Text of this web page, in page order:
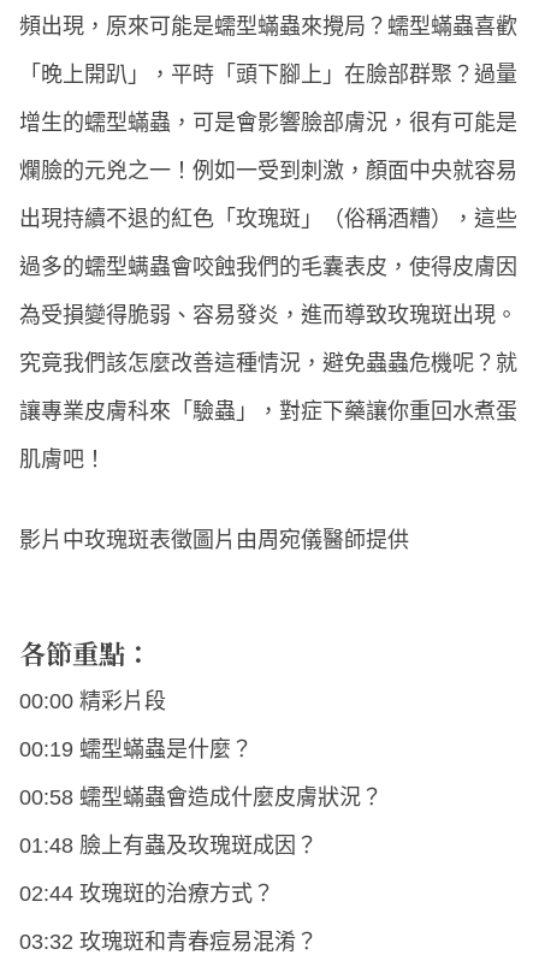
頻出現，原來可能是蠕型蟎蟲來攪局？蠕型蟎蟲喜歡
「晚上開趴」，平時「頭下腳上」在臉部群聚？過量
增生的蠕型蟎蟲，可是會影響臉部膚況，很有可能是
爛臉的元兇之一！例如一受到刺激，顏面中央就容易
出現持續不退的紅色「玫瑰斑」（俗稱酒糟），這些
過多的蠕型螨蟲會咬蝕我們的毛囊表皮，使得皮膚因
為受損變得脆弱、容易發炎，進而導致玫瑰斑出現。
究竟我們該怎麼改善這種情況，避免蟲蟲危機呢？就
讓專業皮膚科來「驗蟲」，對症下藥讓你重回水煮蛋
肌膚吧！
影片中玫瑰斑表徵圖片由周宛儀醫師提供
各節重點：
00:00 精彩片段
00:19 蠕型蟎蟲是什麼？
00:58 蠕型蟎蟲會造成什麼皮膚狀況？
01:48 臉上有蟲及玫瑰斑成因？
02:44 玫瑰斑的治療方式？
03:32 玫瑰斑和青春痘易混淆？